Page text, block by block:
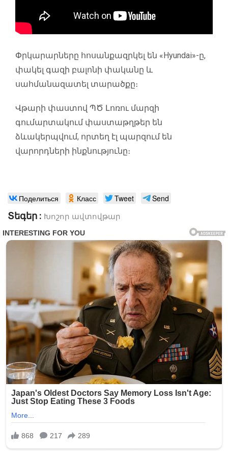
Փրկարարները հոսանքազրկել են «Hyundai»-ը,
փակել գազի բալոնի փականը և
սահմանազատել տարածքը։
Վթարի փաստով ՊԾ Լոռու մարզի
գումարտակում փաստաթղթեր են
ձևակերպվում, որտեղ էլ պարզում են
վարորդների ինքնությունը։
Поделиться Класс Tweet Send
Տեգեր : Խոշոր ավտովթար